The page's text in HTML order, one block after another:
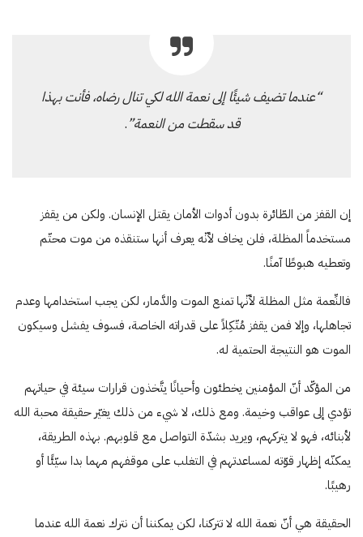
“عندما تضيف شيئًا إلى نعمة الله لكي تنال رضاه، فأنت بهذا
قد سقطت من النعمة”.
إن القفز من الطّائرة بدون أدوات الأمان يقتل الإنسان. ولكن من يقفز
مستخدماً المظلة، فلن يخاف لأنّه يعرف أنها ستنقذه من موت محتّم
وتعطيه هبوطًا آمنًا.
فالنِّعمة مثل المظلة لأنّها تمنع الموت والدَّمار، لكن يجب استخدامها وعدم
تجاهلها، وإلا فمن يقفز مُتّكِلاً على قدراته الخاصة، فسوف يفشل وسيكون
الموت هو النتيجة الحتمية له.
من المؤكّد أنّ المؤمنين يخطئون وأحيانًا يتَّخذون قرارات سيئة في حياتهم
تؤدي إلى عواقب وخيمة. ومع ذلك، لا شيء من ذلك يغيّر حقيقة محبة الله
لأبنائه، فهو لا يتركهم، ويريد بشدّة التواصل مع قلوبهم. بهذه الطريقة،
يمكنّه إظهار قوّته لمساعدتهم في التغلب على موقفهم مهما بدا سيّئًا أو
رهيبًا.
الحقيقة هي أنّ نعمة الله لا تتركنا، لكن يمكننا أن نترك نعمة الله عندما